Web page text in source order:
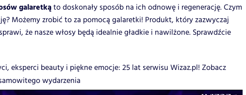
galaretkąto doskonały sposób na ich odnowę i regenerację. Czym
Możemy zrobić to za pomocą galaretki! Produkt, który zazwyczaj
że nasze włosy będą idealnie gładkie i nawilżone. Sprawdźcie
eksperci beauty i piękne emocje: 25 lat serwisu Wizaz.pl! Zobacz
wydarzenia